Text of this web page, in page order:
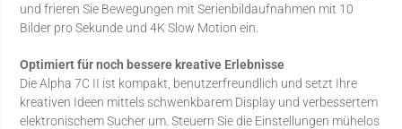
und frieren Sie Bewegungen mit Serienbildaufnahmen mit 10
Bilder pro Sekunde und 4K Slow Motion ein.
Optimiert für noch bessere kreative Erlebnisse
Die Alpha 7C II ist kompakt, benutzerfreundlich und setzt Ihre
kreativen Ideen mittels schwenkbarem Display und verbessertem
elektronischem Sucher um. Steuern Sie die Einstellungen mühelos